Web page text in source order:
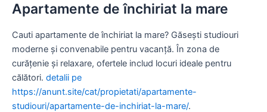
Apartamente de închiriat la mare
Cauti apartamente de închiriat la mare? Găsești studiouri
moderne și convenabile pentru vacanță. În zona de
curățenie și relaxare, ofertele includ locuri ideale pentru
călători. detalii pe
https://anunt.site/cat/propietati/apartamente-
studiouri/apartamente-de-inchiriat-la-mare/.